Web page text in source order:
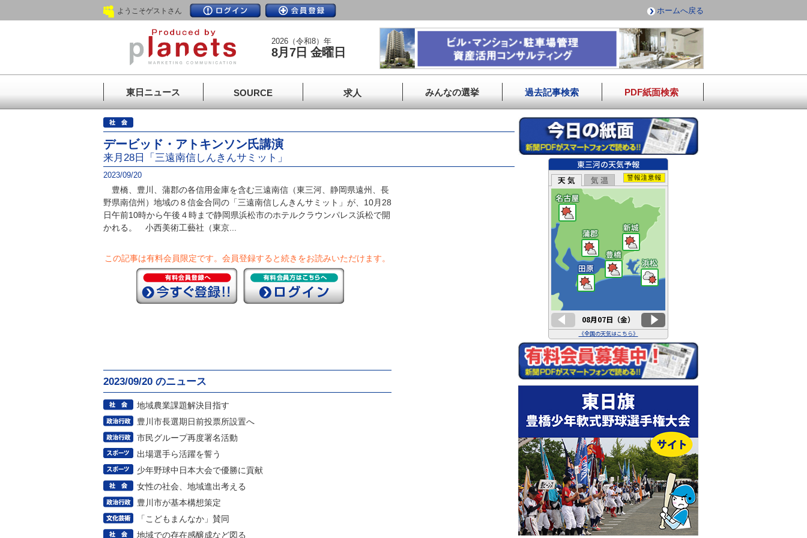
ようこそゲストさん ホームへ戻る
2026（令和8）年
8月7日 金曜日
東日ニュース SOURCE 求人 みんなの選挙 過去記事検索 PDF紙面検索
デービッド・アトキンソン氏講演
来月28日「三遠南信しんきんサミット」
2023/09/20
豊橋、豊川、蒲郡の各信用金庫を含む三遠南信（東三河、静岡県遠州、長
野県南信州）地域の８信金合同の「三遠南信しんきんサミット」が、10月28
日午前10時から午後４時まで静岡県浜松市のホテルクラウンパレス浜松で開
かれる。 小西美術工藝社（東京...
この記事は有料会員限定です。 会員登録すると続きをお読みいただけます。
2023/09/20 のニュース
地域農業課題解決目指す
豊川市長選期日前投票所設置へ
市民グループ再度署名活動
出場選手ら活躍を誓う
少年野球中日本大会で優勝に貢献
女性の社会、地域進出考える
豊川市が基本構想策定
「こどもまんなか」賛同
地域での存在感醸成など図る